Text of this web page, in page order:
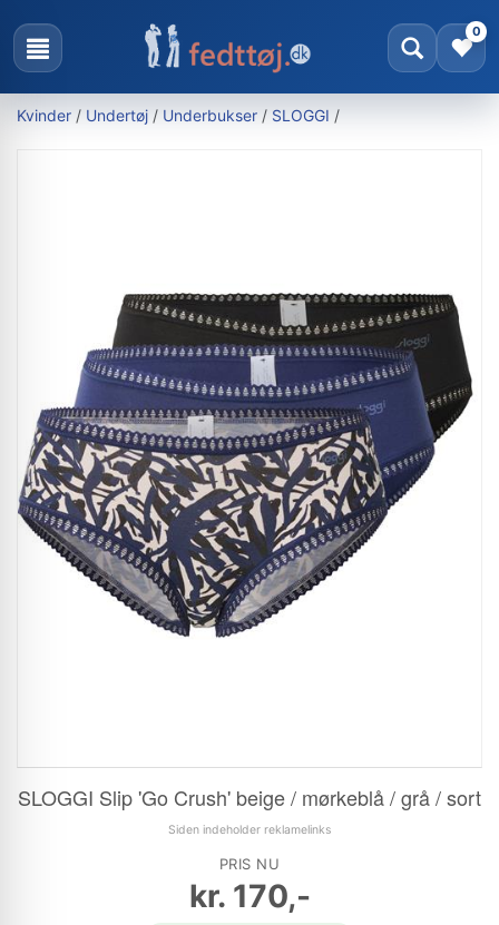
0
Kvinder / Undertøj / Underbukser / SLOGGI /
SLOGGI Slip 'Go Crush' beige / mørkeblå / grå / sort
Siden indeholder reklamelinks
PRIS NU
kr.170,-